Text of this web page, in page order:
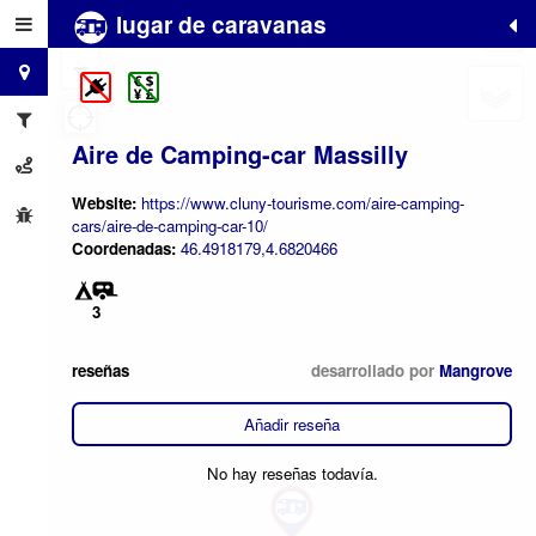
lugar de caravanas
Aire de Camping-car Massilly
Website: https://www.cluny-tourisme.com/aire-camping-
cars/aire-de-camping-car-10/
Coordenadas: 46.4918179,4.6820466
3
reseñas desarrollado por Mangrove
Añadir reseña
No hay reseñas todavía.
+
−